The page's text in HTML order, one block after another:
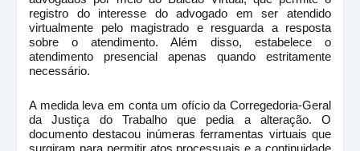
registro do interesse do advogado em ser atendido
virtualmente pelo magistrado e resguarda a resposta
sobre o atendimento. Além disso, estabelece o
atendimento presencial apenas quando estritamente
necessário.
A medida leva em conta um ofício da Corregedoria-Geral
da Justiça do Trabalho que pedia a alteração. O
documento destacou inúmeras ferramentas virtuais que
surgiram para permitir atos processuais e a continuidade